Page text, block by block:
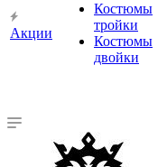
Акции
Костюмы
тройки
Костюмы
двойки